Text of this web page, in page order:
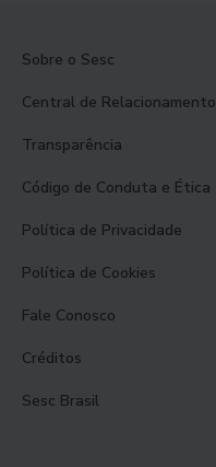
Sobre o Sesc
Central de Relacionamento
Transparência
Código de Conduta e Ética
Política de Privacidade
Política de Cookies
Fale Conosco
Créditos
Sesc Brasil